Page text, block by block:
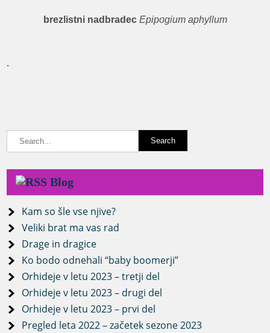
brezlistni nadbradec Epipogium aphyllum
.
Blog
Kam so šle vse njive?
Veliki brat ma vas rad
Drage in dragice
Ko bodo odnehali “baby boomerji”
Orhideje v letu 2023 – tretji del
Orhideje v letu 2023 – drugi del
Orhideje v letu 2023 – prvi del
Pregled leta 2022 – začetek sezone 2023